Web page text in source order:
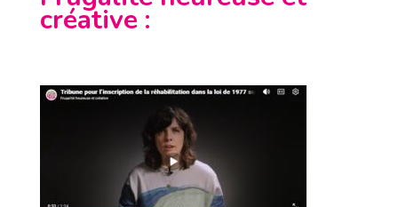
créative :